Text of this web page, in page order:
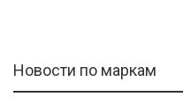
Новости по маркам